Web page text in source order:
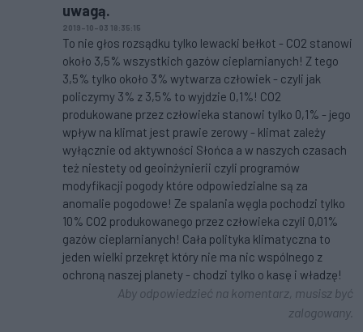
uwagą.
2019-10-03 18:35:15
To nie głos rozsądku tylko lewacki bełkot - CO2 stanowi
około 3,5% wszystkich gazów cieplarnianych! Z tego
3,5% tylko około 3% wytwarza człowiek - czyli jak
policzymy 3% z 3,5% to wyjdzie 0,1%! CO2
produkowane przez człowieka stanowi tylko 0,1% - jego
wpływ na klimat jest prawie zerowy - klimat zależy
wyłącznie od aktywności Słońca a w naszych czasach
też niestety od geoinżynierii czyli programów
modyfikacji pogody które odpowiedzialne są za
anomalie pogodowe! Ze spalania węgla pochodzi tylko
10% CO2 produkowanego przez człowieka czyli 0,01%
gazów cieplarnianych! Cała polityka klimatyczna to
jeden wielki przekręt który nie ma nic wspólnego z
ochroną naszej planety - chodzi tylko o kasę i władzę!
Aby odpowiedzieć na komentarz, musisz być
zalogowany.